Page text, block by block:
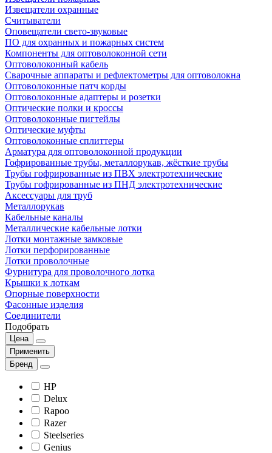
Извещатели охранные
Считыватели
Оповещатели свето-звуковые
ПО для охранных и пожарных систем
Компоненты для оптоволоконной сети
Оптоволоконный кабель
Сварочные аппараты и рефлектометры для оптоволокна
Оптоволоконные патч корды
Оптоволоконные адаптеры и розетки
Оптические полки и кроссы
Оптоволоконные пигтейлы
Оптические муфты
Оптоволоконные сплиттеры
Арматура для оптоволоконной продукции
Гофрированные трубы, металлорукав, жёсткие трубы
Трубы гофрированные из ПВХ электротехнические
Трубы гофрированные из ПНД электротехнические
Аксессуары для труб
Металлорукав
Кабельные каналы
Металлические кабельные лотки
Лотки монтажные замковые
Лотки перфорированные
Лотки проволочные
Фурнитура для проволочного лотка
Крышки к лоткам
Опорные поверхности
Фасонные изделия
Соединители
Подобрать
Цена
Применить
Бренд
HP
Delux
Rapoo
Razer
Steelseries
Genius